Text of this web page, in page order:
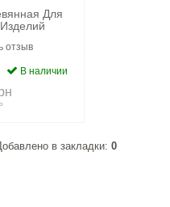
Для
отзыв
В наличии
в закладки: 0